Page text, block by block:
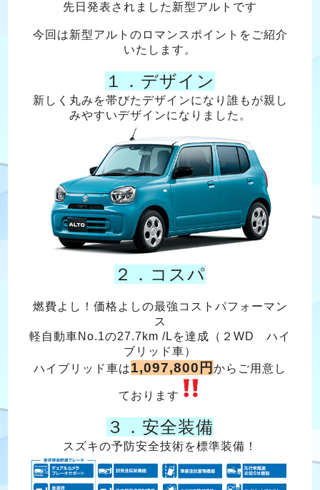
先日発表されました新型アルトです
今回は新型アルトのロマンスポイントをご紹介
いたします。
１．デザイン
新しく丸みを帯びたデザインになり誰もが親し
みやすいデザインになりました。
２．コスパ
燃費よし！価格よしの最強コストパフォーマン
ス
軽自動車No.1の27.7km /Lを達成（２WD ハイ
ブリッド車）
ハイブリッド車は1,097,800円 からご用意し
ております
３．安全装備
スズキの予防安全技術を標準装備！